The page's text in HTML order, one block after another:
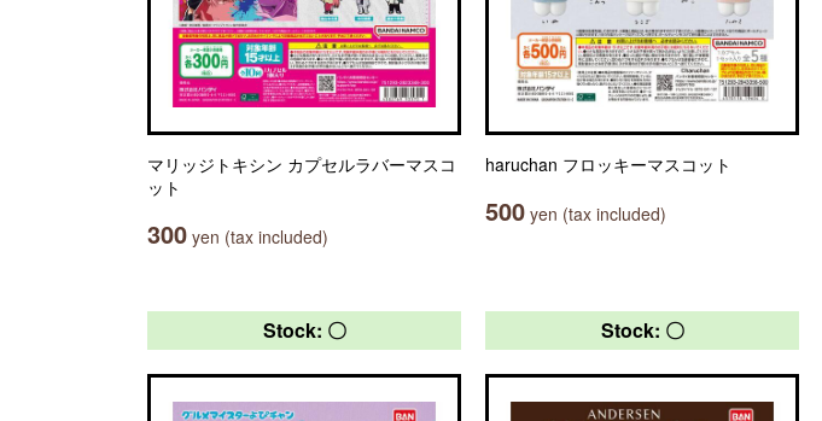
マリッジトキシン カプセルラバーマスコ
ット
300 yen (tax included)
haruchan フロッキーマスコット
500 yen (tax included)
Stock: 〇 Stock: 〇